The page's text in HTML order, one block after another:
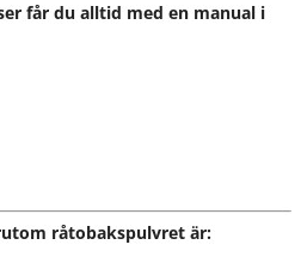
får du alltid med en manual i
råtobakspulvret är: